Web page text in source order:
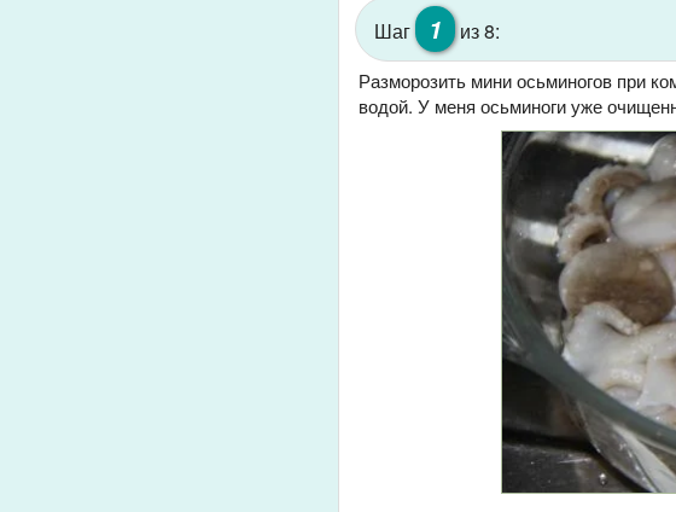
Шаг 1 из 8:
Разморозить мини осьминогов при
водой. У меня осьминоги уже